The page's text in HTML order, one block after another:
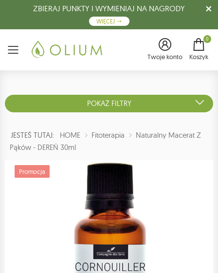
ZBIERAJ PUNKTY I WYMIENIAJ NA NAGRODY
WIĘCEJ
Menu Twoje konto
0
Koszyk
POKAŻ FILTRY
JESTEŚ TUTAJ: HOME Fitoterapia
Naturalny Macerat Z
Pąków - DEREŃ 30ml
Promocja